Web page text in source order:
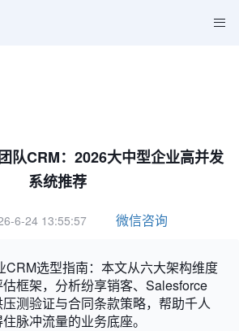
队CRM：2026大中型企业高并发
系统推荐
6-24 13:55:57 微信咨询
CRM选型指南：本文从六大架构维度
框架，分析纷享销客、Salesforce
测验证与合同条款策略，帮助千人
脉冲流量的业务底座。